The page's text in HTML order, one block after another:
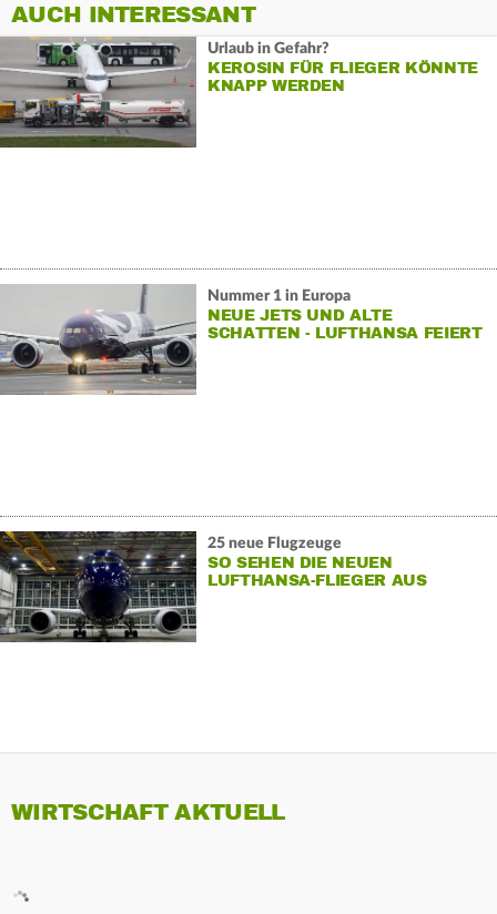
AUCH INTERESSANT
Urlaub in Gefahr?
KEROSIN FÜR FLIEGER KÖNNTE
KNAPP WERDEN
Nummer 1 in Europa
NEUE JETS UND ALTE
SCHATTEN - LUFTHANSA FEIERT
25 neue Flugzeuge
SO SEHEN DIE NEUEN
LUFTHANSA-FLIEGER AUS
WIRTSCHAFT AKTUELL